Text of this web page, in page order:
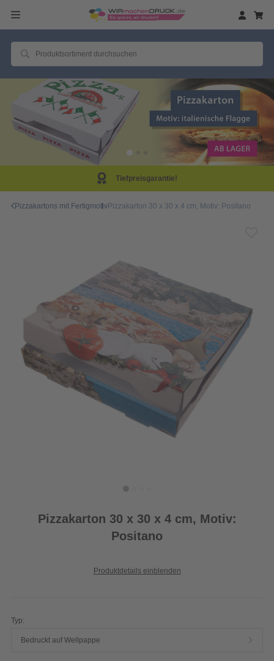
Tiefpreisgarantie!
Pizzakartons mit FertigmotivPizzakarton 30 x 30 x 4 cm, Motiv: Positano
Pizzakarton 30 x 30 x 4 cm, Motiv:
Positano
Produktdetails einblenden
Typ:
Bedruckt auf Wellpappe